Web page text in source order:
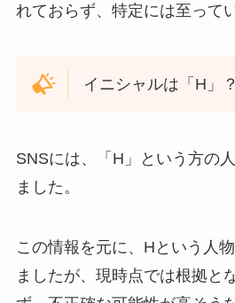
れておらず、特定には至って
イニシャルは「H」
SNSには、「H」という方の
ました。
この情報を元に、Hという人
ましたが、現時点では根拠と